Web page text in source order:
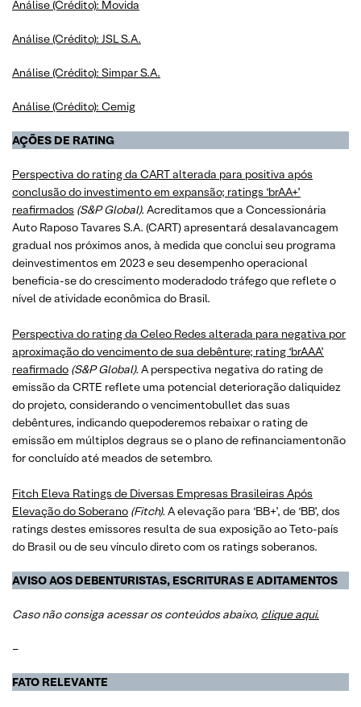
Análise (Crédito): Movida
Análise (Crédito): JSL S.A.
Análise (Crédito): Simpar S.A.
Análise (Crédito): Cemig
AÇÕES DE RATING
Perspectiva do rating da CART alterada para positiva após
conclusão do investimento em expansão; ratings ‘brAA+’
reafirmados (S&P Global). Acreditamos que a Concessionária
Auto Raposo Tavares S.A. (CART) apresentará desalavancagem
gradual nos próximos anos, à medida que conclui seu programa
deinvestimentos em 2023 e seu desempenho operacional
beneficia-se do crescimento moderadodo tráfego que reflete o
nível de atividade econômica do Brasil.
Perspectiva do rating da Celeo Redes alterada para negativa por
aproximação do vencimento de sua debênture; rating ‘brAAA’
reafirmado (S&P Global). A perspectiva negativa do rating de
emissão da CRTE reflete uma potencial deterioração daliquidez
do projeto, considerando o vencimentobullet das suas
debêntures, indicando quepoderemos rebaixar o rating de
emissão em múltiplos degraus se o plano de refinanciamentonão
for concluído até meados de setembro.
Fitch Eleva Ratings de Diversas Empresas Brasileiras Após
Elevação do Soberano (Fitch). A elevação para ‘BB+’, de ‘BB’, dos
ratings destes emissores resulta de sua exposição ao Teto-país
do Brasil ou de seu vínculo direto com os ratings soberanos.
AVISO AOS DEBENTURISTAS, ESCRITURAS E ADITAMENTOS
Caso não consiga acessar os conteúdos abaixo, clique aqui.
–
FATO RELEVANTE